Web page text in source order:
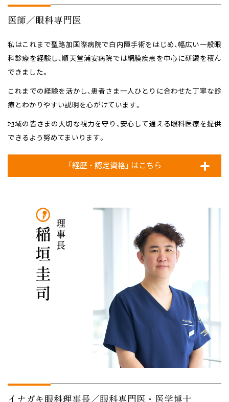
医師／眼科専門医
私はこれまで聖路加国際病院で白内障手術をはじめ、幅広い一般眼
科診療を経験し、順天堂浦安病院では網膜疾患を中心に研鑽を積ん
できました。
これまでの経験を活かし、患者さま一人ひとりに合わせた丁寧な診
療とわかりやすい説明を心がけています。
地域の皆さまの大切な視力を守り、安心して通える眼科医療を提供
できるよう努めてまいります。
「経歴 ・ 認定資格」 はこちら
理事長 稲垣圭司
イナガキ眼科理事長／眼科専門医・医学博士